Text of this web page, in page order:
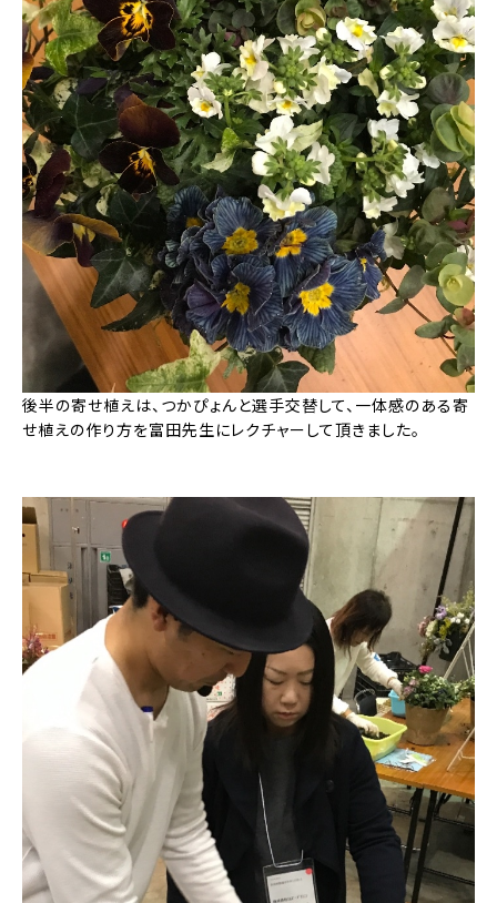
後半の寄せ植えは、つかぴょんと選手交替して、一体感のある寄
せ植えの作り方を富田先生にレクチャーして頂きました。